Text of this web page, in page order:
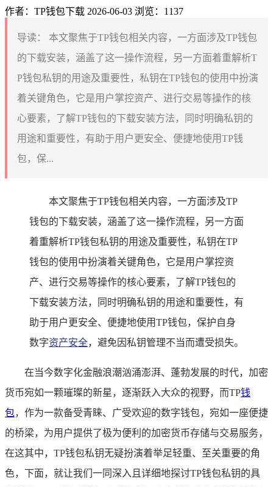
作者：TP钱包下载 2026-06-03 浏览：1137
导读：
本文聚焦于TP钱包相关内容，一方面涉及TP钱包
的下载安装，涵盖了这一操作流程，另一方面着重解析T
P钱包私钥的用途及重要性，私钥在TP钱包的使用中扮演
着关键角色，它是用户掌控资产、进行交易等操作的核
心要素，了解TP钱包的下载安装方法，同时明确私钥的
用途和重要性，有助于用户更安全、便捷地使用TP钱
包，保...
本文聚焦于TP钱包相关内容，一方面涉及TP
钱包的下载安装，涵盖了这一操作流程，另一方面
着重解析TP钱包私钥的用途及重要性，私钥在TP
钱包的使用中扮演着关键角色，它是用户掌控资
产、进行交易等操作的核心要素，了解TP钱包的
下载安装方法，同时明确私钥的用途和重要性，有
助于用户更安全、便捷地使用TP钱包，保护自身
数字资产安全，避免因私钥管理不当而遭受损失。
在当今数字化金融浪潮汹涌澎湃、蓬勃发展的时代，加密
货币宛如一颗璀璨的新星，逐渐跃入大众的视野，而TP钱
包，作为一款备受青睐、广受欢迎的数字钱包，宛如一座便捷
的桥梁，为用户提供了极为便利的加密货币存储与交易服务，
在这其中，TP钱包私钥无疑扮演着举足轻重、至关重要的角
色，下面，就让我们一同深入且详细地探讨TP钱包私钥的具